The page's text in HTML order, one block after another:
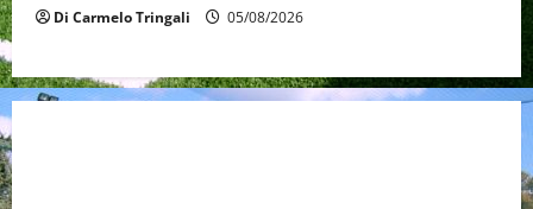
Di Carmelo Tringali 05/08/2026